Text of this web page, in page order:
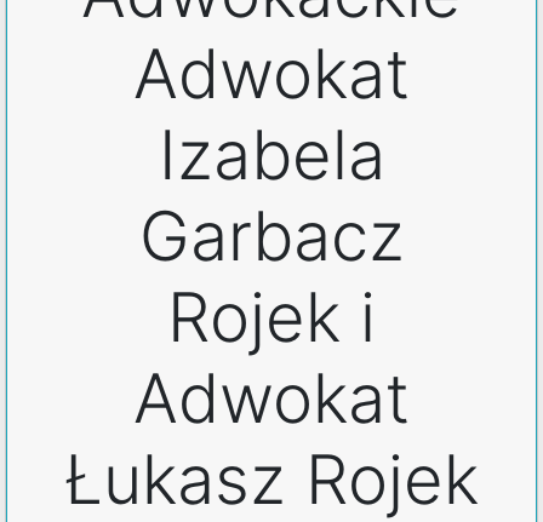
Adwokat
Izabela
Garbacz
Rojek i
Adwokat
Łukasz Rojek